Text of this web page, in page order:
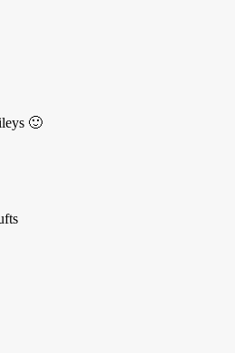
🙂